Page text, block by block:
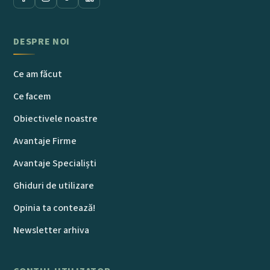
Întrebări & Răspunsuri
Centrul de pregătire link
Planuri de acces
Autori
ASISTENȚĂ MEMBRI
DESPRE NOI
Ce am făcut
Ce facem
Obiectivele noastre
Avantaje Firme
Avantaje Specialiști
Ghiduri de utilizare
Opinia ta contează!
Newsletter arhiva